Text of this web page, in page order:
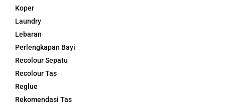
Koper
Laundry
Lebaran
Perlengkapan Bayi
Recolour Sepatu
Recolour Tas
Reglue
Rekomendasi Tas